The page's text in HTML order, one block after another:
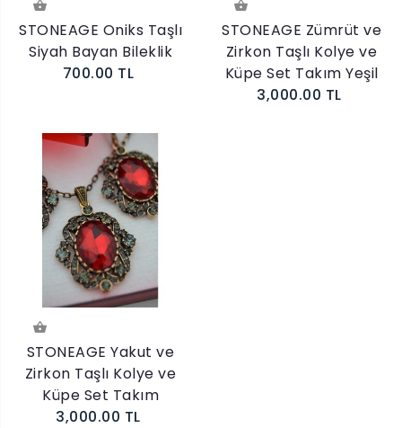
STONEAGE Oniks Taşlı
Siyah Bayan Bileklik
700.00 TL
STONEAGE Zümrüt ve
Zirkon Taşlı Kolye ve
Küpe Set Takım Yeşil
3,000.00 TL
STONEAGE Yakut ve
Zirkon Taşlı Kolye ve
Küpe Set Takım
3,000.00 TL